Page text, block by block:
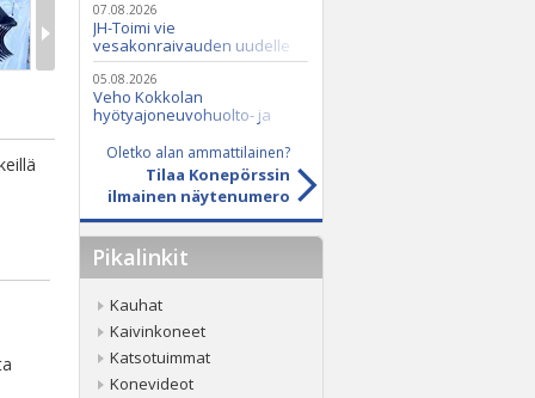
07.08.2026
JH-Toimi vie
vesakonraivauden uudelle
tasolle Casen ja Seppi-
murskaimen avulla
05.08.2026
Veho Kokkolan
hyötyajoneuvohuolto- ja
Oy:lle lokakuussa
Oletko alan ammattilainen?
Tilaa Konepörssin
ilmainen näytenumero
Pikalinkit
Kauhat
Kaivinkoneet
Katsotuimmat
Konevideot